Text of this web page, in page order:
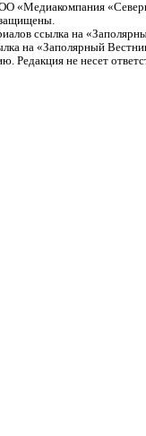
«Медиакомпания
ссылка на
на «Заполярный
Редакция не несет